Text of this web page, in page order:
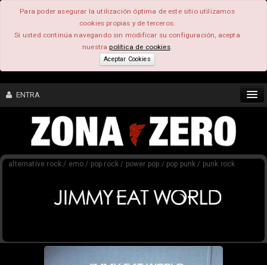
Para poder asegurar la utilización óptima de este sitio utilizamos
cookies propias y de terceros.
Si usted continúa navegando sin modificar su configuración, acepta
nuestrapolítica de cookies.
Aceptar Cookies
ENTRA
CONTENIDO
FEEEDBACK
alternative rock / emo / pop rock / power pop / pop punk / punk rock